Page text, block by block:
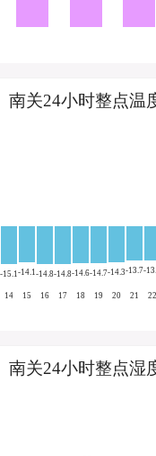
南关24小时整点温
-15.1
14
-14.1
15
-14.8
16
-14.8
17
-14.6
18
-14.7
19
-14.3
20
-13.7
21
-
22
南关24小时整点湿